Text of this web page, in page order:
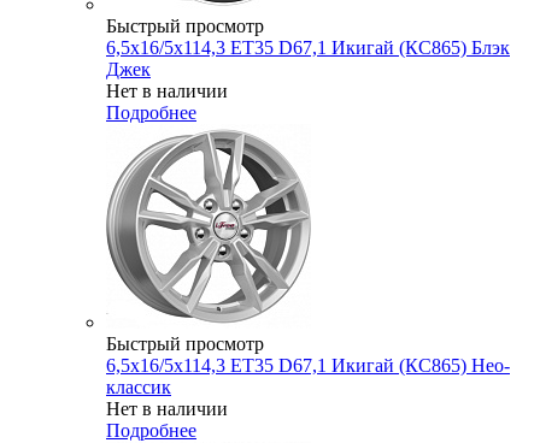
Быстрый просмотр
6,5x16/5x114,3 ET35 D67,1 Икигай (КС865) Блэк
Джек
Нет в наличии
Подробнее
Быстрый просмотр
6,5x16/5x114,3 ET35 D67,1 Икигай (КС865) Нео-
классик
Нет в наличии
Подробнее